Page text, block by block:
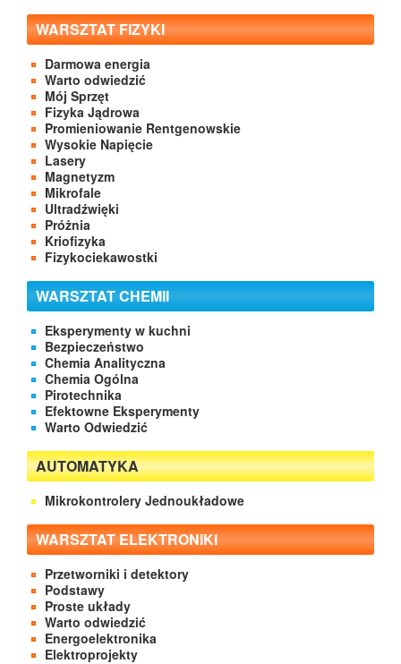
WARSZTAT FIZYKI
Darmowa energia
Warto odwiedzić
Mój Sprzęt
Fizyka Jądrowa
Promieniowanie Rentgenowskie
Wysokie Napięcie
Lasery
Magnetyzm
Mikrofale
Ultradźwięki
Próżnia
Kriofizyka
Fizykociekawostki
WARSZTAT CHEMII
Eksperymenty w kuchni
Bezpieczeństwo
Chemia Analityczna
Chemia Ogólna
Pirotechnika
Efektowne Eksperymenty
Warto Odwiedzić
AUTOMATYKA
Mikrokontrolery Jednoukładowe
WARSZTAT ELEKTRONIKI
Przetworniki i detektory
Podstawy
Proste układy
Warto odwiedzić
Energoelektronika
Elektroprojekty